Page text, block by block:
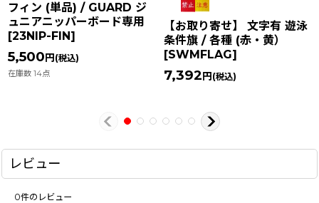
フィン (単品) / GUARD ジ
ュニアニッパーボード専用
[23NIP-FIN]
5,500円(税込)
在庫数 14点
【お取り寄せ】 文字有 遊泳
条件旗 / 各種 (赤・黄）
[SWMFLAG]
7,392円 (税込)
レビュー
0件のレビュー